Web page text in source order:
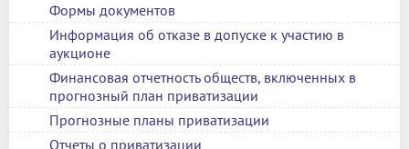
Формы документов
Информация об отказе в допуске к участию в
аукционе
Финансовая отчетность обществ, включенных в
прогнозный план приватизации
Прогнозные планы приватизации
Отчеты о приватизации